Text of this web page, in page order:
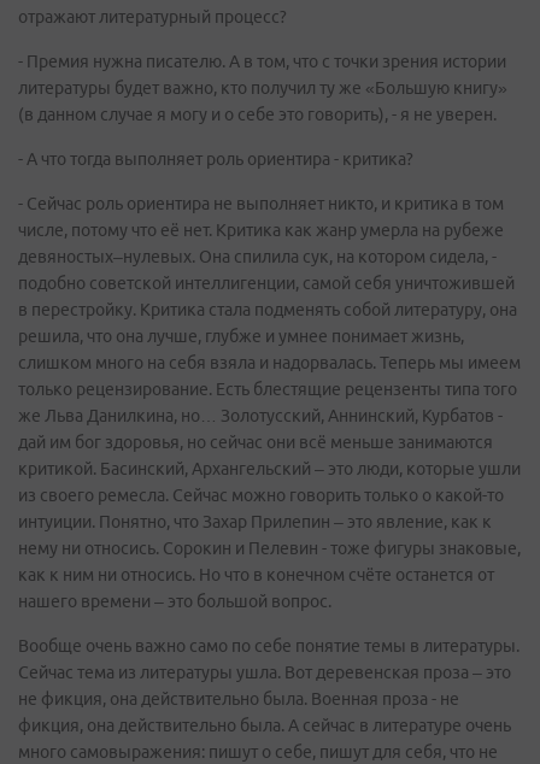
отражают литературный процесс?
- Премия нужна писателю. А в том, что с точки зрения истории
литературы будет важно, кто получил ту же «Большую книгу»
(в данном случае я могу и о себе это говорить), - я не уверен.
- А что тогда выполняет роль ориентира - критика?
- Сейчас роль ориентира не выполняет никто, и критика в том
числе, потому что её нет. Критика как жанр умерла на рубеже
девяностых–нулевых. Она спилила сук, на котором сидела, -
подобно советской интеллигенции, самой себя уничтожившей
в перестройку. Критика стала подменять собой литературу, она
решила, что она лучше, глубже и умнее понимает жизнь,
слишком много на себя взяла и надорвалась. Теперь мы имеем
только рецензирование. Есть блестящие рецензенты типа того
же Льва Данилкина, но… Золотусский, Аннинский, Курбатов -
дай им бог здоровья, но сейчас они всё меньше занимаются
критикой. Басинский, Архангельский – это люди, которые ушли
из своего ремесла. Сейчас можно говорить только о какой-то
интуиции. Понятно, что Захар Прилепин – это явление, как к
нему ни относись. Сорокин и Пелевин - тоже фигуры знаковые,
как к ним ни относись. Но что в конечном счёте останется от
нашего времени – это большой вопрос.
Вообще очень важно само по себе понятие темы в литературы.
Сейчас тема из литературы ушла. Вот деревенская проза – это
не фикция, она действительно была. Военная проза - не
фикция, она действительно была. А сейчас в литературе очень
много самовыражения: пишут о себе, пишут для себя, что не